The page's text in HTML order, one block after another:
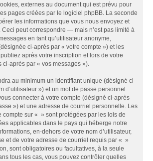
externes au document qui est prévu pour
pages créées par le logiciel phpBB. La seconde
les informations que vous nous envoyez et
peut correspondre — mais n’est pas limité à
en tant qu’utilisateur anonyme,
ci-après par « votre compte ») et les
après votre inscription et lors de votre
ci-après par « vos messages »).
au minimum un identifiant unique (désigné ci-
d’utilisateur ») et un mot de passe personnel
connecter à votre compte (désigné ci-après
») et une adresse de courriel personnelle. Les
compte sur « » sont protégées par les lois de
applicables dans le pays qui héberge notre
en-dehors de votre nom d’utilisateur,
et de votre adresse de courriel requis par « »
sont obligatoires ou facultatives, à la seule
tous les cas, vous pouvez contrôler quelles